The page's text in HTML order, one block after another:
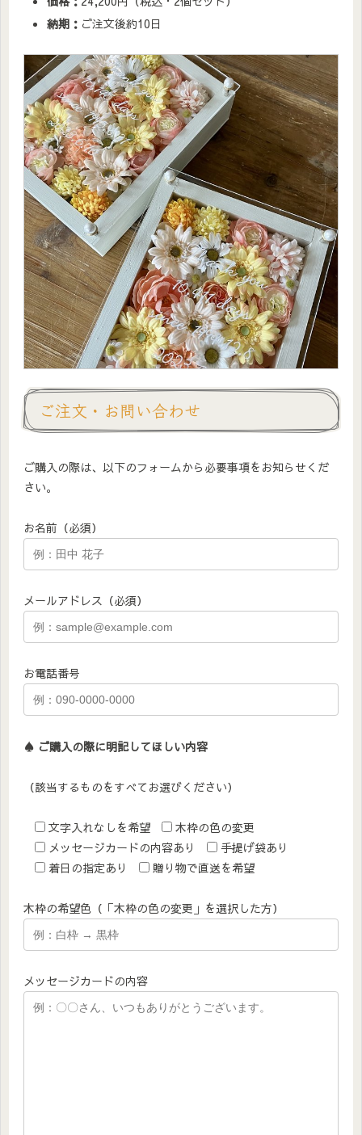
納期： ご注文後約10日
ご注文・お問い合わせ
ご購入の際は、以下のフォームから必要事項をお知らせくだ
さい。
お名前（必須）
メールアドレス（必須）
お電話番号
♠︎ ご購入の際に明記してほしい内容
（該当するものをすべてお選びください）
文字入れなしを希望
木枠の色の変更
メッセージカードの内容あり
手提げ袋あり
着日の指定あり
贈り物で直送を希望
木枠の希望色（「木枠の色の変更」を選択した方）
メッセージカードの内容